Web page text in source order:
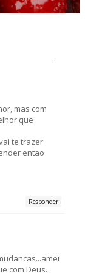
mas com
que
te trazer
entao
Responder
com Deus.